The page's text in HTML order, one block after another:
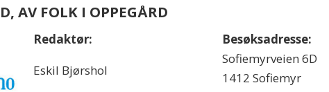
AV FOLK I OPPEGÅRD
Redaktør:
Eskil Bjørshol
Besøksadresse:
Sofiemyrveien 6D
1412 Sofiemyr